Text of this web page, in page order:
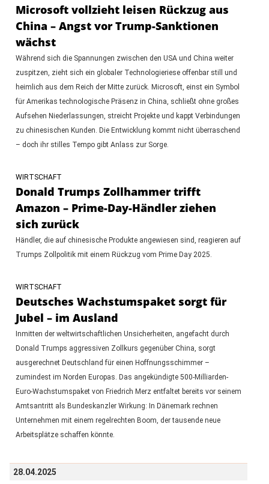
Microsoft vollzieht leisen Rückzug aus
China – Angst vor Trump-Sanktionen
wächst
Während sich die Spannungen zwischen den USA und China weiter
zuspitzen, zieht sich ein globaler Technologieriese offenbar still und
heimlich aus dem Reich der Mitte zurück. Microsoft, einst ein Symbol
für Amerikas technologische Präsenz in China, schließt ohne großes
Aufsehen Niederlassungen, streicht Projekte und kappt Verbindungen
zu chinesischen Kunden. Die Entwicklung kommt nicht überraschend
– doch ihr stilles Tempo gibt Anlass zur Sorge.
WIRTSCHAFT
Donald Trumps Zollhammer trifft
Amazon – Prime-Day-Händler ziehen
sich zurück
Händler, die auf chinesische Produkte angewiesen sind, reagieren auf
Trumps Zollpolitik mit einem Rückzug vom Prime Day 2025.
WIRTSCHAFT
Deutsches Wachstumspaket sorgt für
Jubel – im Ausland
Inmitten der weltwirtschaftlichen Unsicherheiten, angefacht durch
Donald Trumps aggressiven Zollkurs gegenüber China, sorgt
ausgerechnet Deutschland für einen Hoffnungsschimmer –
zumindest im Norden Europas. Das angekündigte 500-Milliarden-
Euro-Wachstumspaket von Friedrich Merz entfaltet bereits vor seinem
Amtsantritt als Bundeskanzler Wirkung: In Dänemark rechnen
Unternehmen mit einem regelrechten Boom, der tausende neue
Arbeitsplätze schaffen könnte.
28.04.2025